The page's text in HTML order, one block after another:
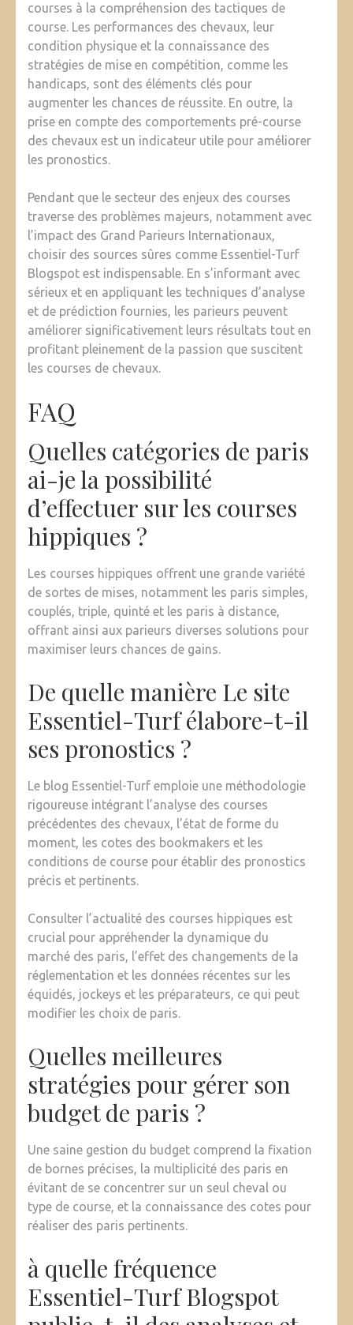
courses à la compréhension des tactiques de
course. Les performances des chevaux, leur
condition physique et la connaissance des
stratégies de mise en compétition, comme les
handicaps, sont des éléments clés pour
augmenter les chances de réussite. En outre, la
prise en compte des comportements pré-course
des chevaux est un indicateur utile pour améliorer
les pronostics.
Pendant que le secteur des enjeux des courses
traverse des problèmes majeurs, notamment avec
l’impact des Grand Parieurs Internationaux,
choisir des sources sûres comme Essentiel-Turf
Blogspot est indispensable. En s’informant avec
sérieux et en appliquant les techniques d’analyse
et de prédiction fournies, les parieurs peuvent
améliorer significativement leurs résultats tout en
profitant pleinement de la passion que suscitent
les courses de chevaux.
FAQ
Quelles catégories de paris
ai-je la possibilité
d’effectuer sur les courses
hippiques ?
Les courses hippiques offrent une grande variété
de sortes de mises, notamment les paris simples,
couplés, triple, quinté et les paris à distance,
offrant ainsi aux parieurs diverses solutions pour
maximiser leurs chances de gains.
De quelle manière Le site
Essentiel-Turf élabore-t-il
ses pronostics ?
Le blog Essentiel-Turf emploie une méthodologie
rigoureuse intégrant l’analyse des courses
précédentes des chevaux, l’état de forme du
moment, les cotes des bookmakers et les
conditions de course pour établir des pronostics
précis et pertinents.
Consulter l’actualité des courses hippiques est
crucial pour appréhender la dynamique du
marché des paris, l’effet des changements de la
réglementation et les données récentes sur les
équidés, jockeys et les préparateurs, ce qui peut
modifier les choix de paris.
Quelles meilleures
stratégies pour gérer son
budget de paris ?
Une saine gestion du budget comprend la fixation
de bornes précises, la multiplicité des paris en
évitant de se concentrer sur un seul cheval ou
type de course, et la connaissance des cotes pour
réaliser des paris pertinents.
à quelle fréquence
Essentiel-Turf Blogspot